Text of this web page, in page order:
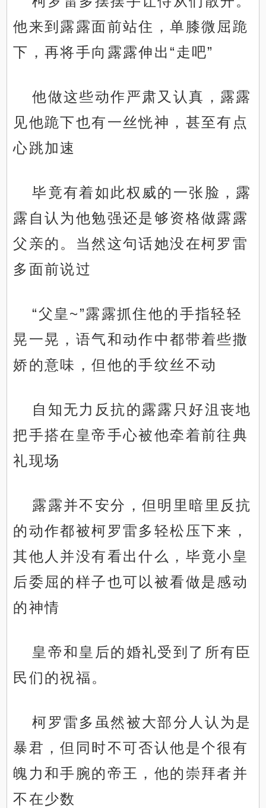
他来到露露面前站住，单膝微屈跪
下，再将手向露露伸出“走吧”
他做这些动作严肃又认真，露露
见他跪下也有一丝恍神，甚至有点
心跳加速
毕竟有着如此权威的一张脸，露
露自认为他勉强还是够资格做露露
父亲的。当然这句话她没在柯罗雷
多面前说过
“父皇~”露露抓住他的手指轻轻
晃一晃，语气和动作中都带着些撒
娇的意味，但他的手纹丝不动
自知无力反抗的露露只好沮丧地
把手搭在皇帝手心被他牵着前往典
礼现场
露露并不安分，但明里暗里反抗
的动作都被柯罗雷多轻松压下来，
其他人并没有看出什么，毕竟小皇
后委屈的样子也可以被看做是感动
的神情
皇帝和皇后的婚礼受到了所有臣
民们的祝福。
柯罗雷多虽然被大部分人认为是
暴君，但同时不可否认他是个很有
魄力和手腕的帝王，他的崇拜者并
不在少数